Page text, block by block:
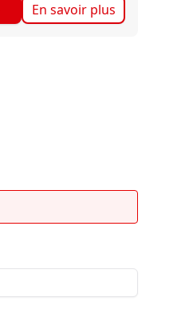
En savoir plus